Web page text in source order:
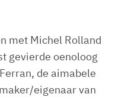
met Michel Rolland
gevierde oenoloog
de aimabele
eigenaar van